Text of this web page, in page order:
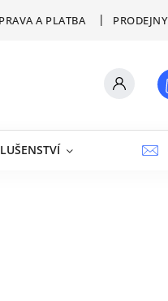
A PLATBA PRODEJNY
VÝPRODEJ